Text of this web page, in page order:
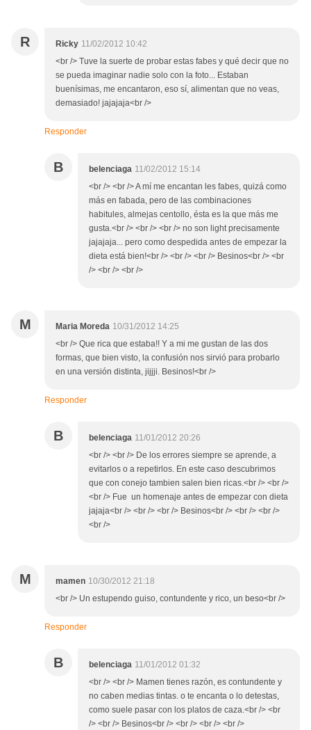
R Ricky 11/02/2012 10:42
<br /> Tuve la suerte de probar estas fabes y qué decir que no
se pueda imaginar nadie solo con la foto... Estaban
buenísimas, me encantaron, eso sí, alimentan que no veas,
demasiado! jajajaja<br />
Responder
B belenciaga 11/02/2012 15:14
<br /> <br /> A mí me encantan les fabes, quizá como
más en fabada, pero de las combinaciones
habitules, almejas centollo, ésta es la que más me
gusta.<br /> <br /> <br /> no son light precisamente
jajajaja... pero como despedida antes de empezar la
dieta está bien!<br /> <br /> <br /> Besinos<br /> <br
/> <br /> <br />
M Maria Moreda 10/31/2012 14:25
<br /> Que rica que estaba!! Y a mi me gustan de las dos
formas, que bien visto, la confusión nos sirvió para probarlo
en una versión distinta, jijjji. Besinos!<br />
Responder
B belenciaga 11/01/2012 20:26
<br /> <br /> De los errores siempre se aprende, a
evitarlos o a repetirlos. En este caso descubrimos
que con conejo tambien salen bien ricas.<br /> <br />
<br /> Fue un homenaje antes de empezar con dieta
jajaja<br /> <br /> <br /> Besinos<br /> <br /> <br />
<br />
M mamen 10/30/2012 21:18
<br /> Un estupendo guiso, contundente y rico, un beso<br />
Responder
B belenciaga 11/01/2012 01:32
<br /> <br /> Mamen tienes razón, es contundente y
no caben medias tintas. o te encanta o lo detestas,
como suele pasar con los platos de caza.<br /> <br
/> <br /> Besinos<br /> <br /> <br /> <br />